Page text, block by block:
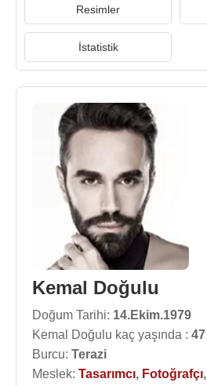
Resimler
İstatistik
Kemal Doğulu
Doğum Tarihi: 14.Ekim.1979
Kemal Doğulu kaç yaşında : 47
Burcu: Terazi
Meslek: Tasarımcı, Fotoğrafçı,